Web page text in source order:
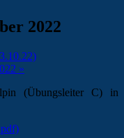
2022
»
(Übungsleiter C) in